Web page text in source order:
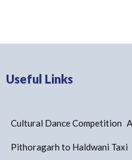
Useful Links
Cultural Dance Competition
Pithoragarh to Haldwani Taxi